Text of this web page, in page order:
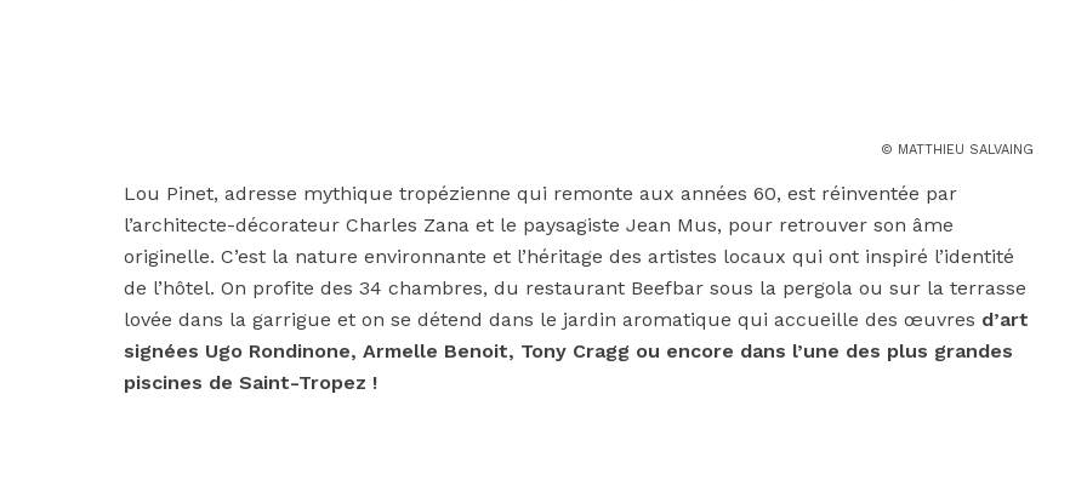
© MATTHIEU SALVAING
Lou Pinet, adresse mythique tropézienne qui remonte aux années 60, est réinventée par
l’architecte-décorateur Charles Zana et le paysagiste Jean Mus, pour retrouver son âme
originelle. C’est la nature environnante et l’héritage des artistes locaux qui ont inspiré l’identité
de l’hôtel. On profite des 34 chambres, du restaurant Beefbar sous la pergola ou sur la terrasse
lovée dans la garrigue et on se détend dans le jardin aromatique qui accueille des œuvres d’art
signées Ugo Rondinone, Armelle Benoit, Tony Cragg ou encore dans l’une des plus grandes
piscines de Saint-Tropez !